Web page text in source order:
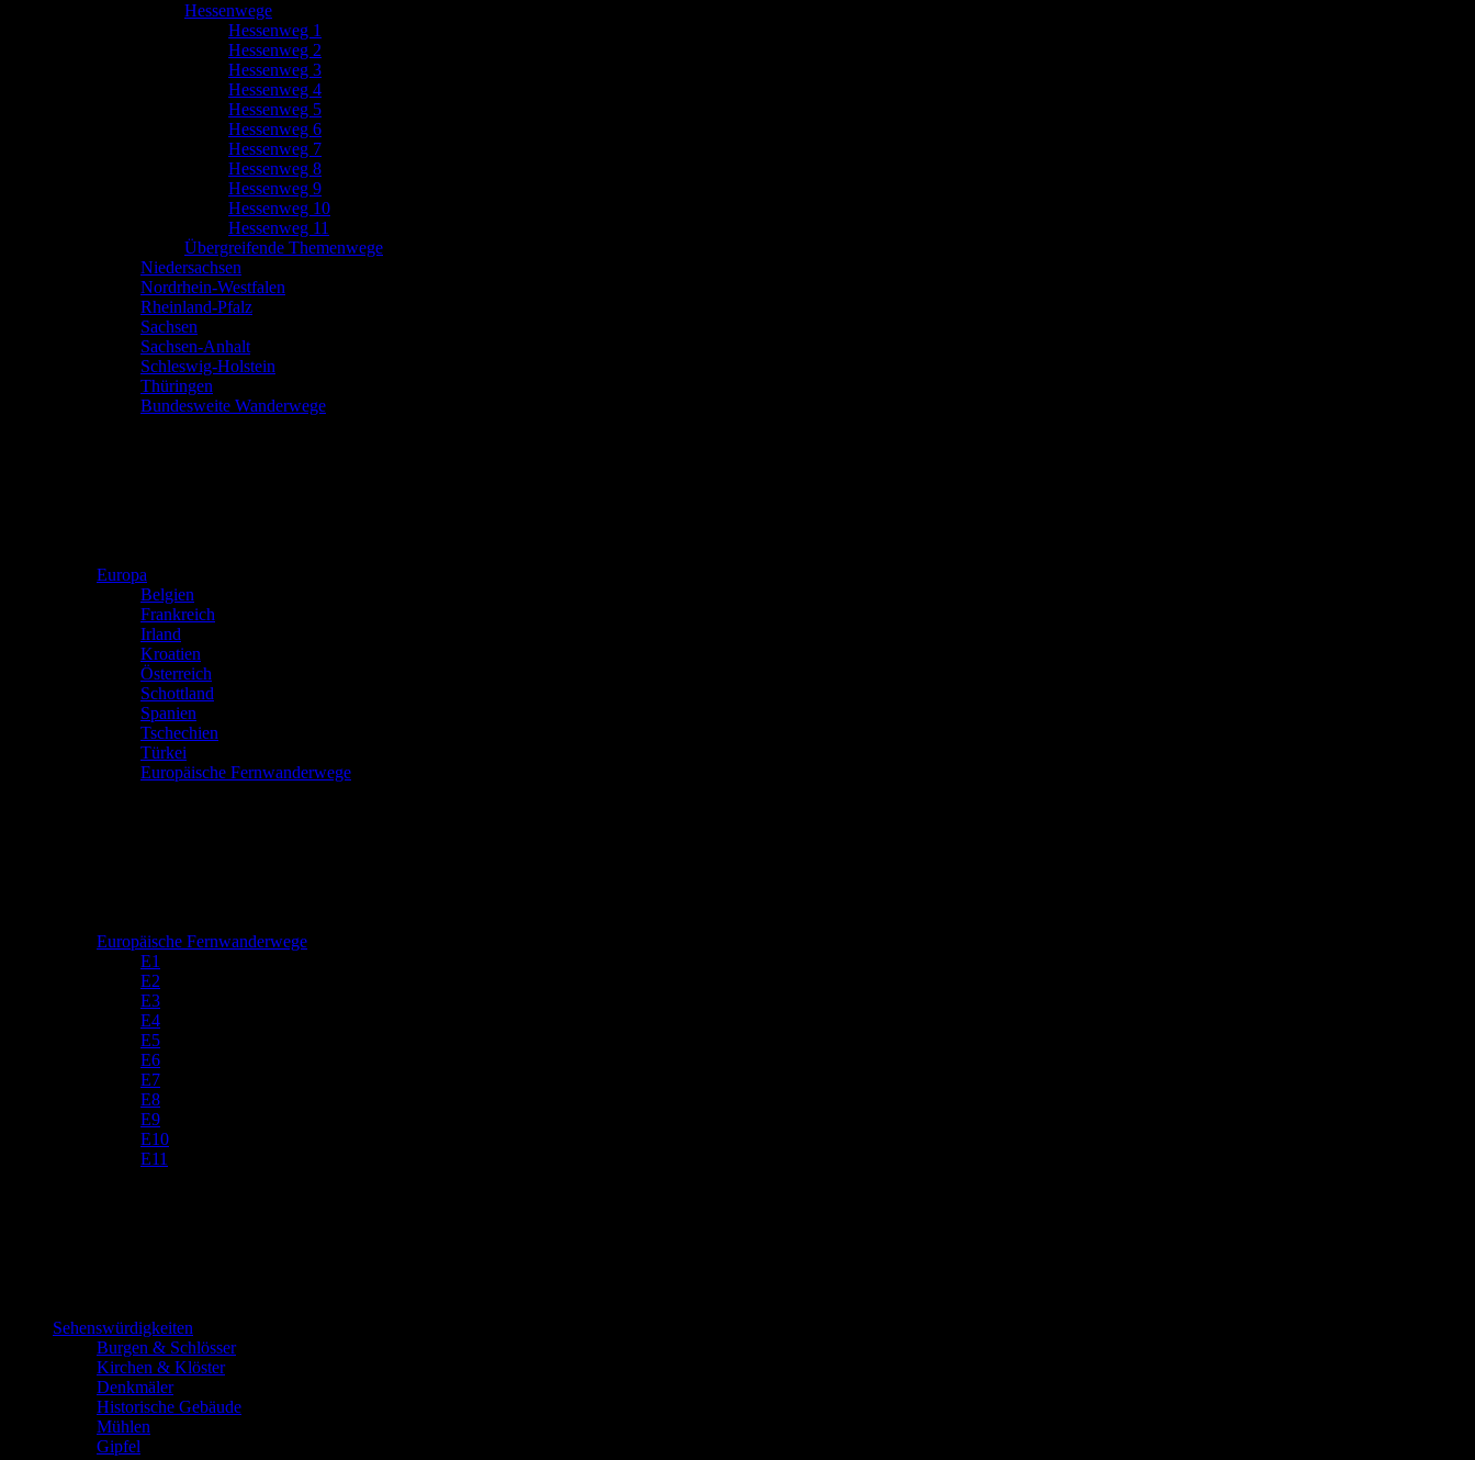
Hessenwege
Hessenweg 1
Hessenweg 2
Hessenweg 3
Hessenweg 4
Hessenweg 5
Hessenweg 6
Hessenweg 7
Hessenweg 8
Hessenweg 9
Hessenweg 10
Hessenweg 11
Übergreifende Themenwege
Niedersachsen
Nordrhein-Westfalen
Rheinland-Pfalz
Sachsen
Sachsen-Anhalt
Schleswig-Holstein
Thüringen
Bundesweite Wanderwege
Europa
Belgien
Frankreich
Irland
Kroatien
Österreich
Schottland
Spanien
Tschechien
Türkei
Europäische Fernwanderwege
Europäische Fernwanderwege
E1
E2
E3
E4
E5
E6
E7
E8
E9
E10
E11
Sehenswürdigkeiten
Burgen & Schlösser
Kirchen & Klöster
Denkmäler
Historische Gebäude
Mühlen
Gipfel